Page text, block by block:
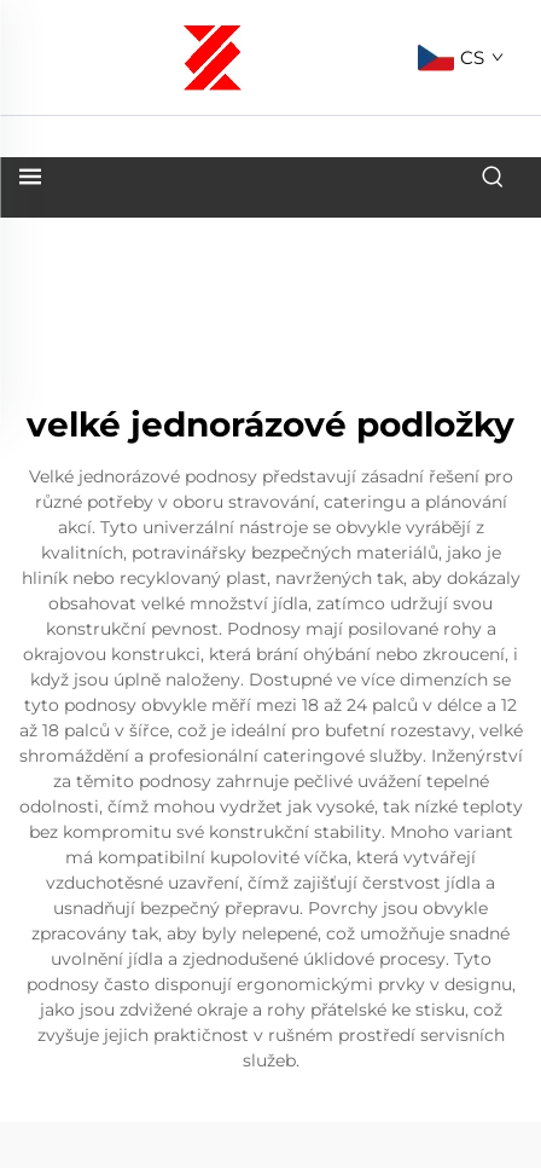
CS
velké jednorázové podložky
Velké jednorázové podnosy představují zásadní řešení pro
různé potřeby v oboru stravování, cateringu a plánování
akcí. Tyto univerzální nástroje se obvykle vyrábějí z
kvalitních, potravinářsky bezpečných materiálů, jako je
hliník nebo recyklovaný plast, navržených tak, aby dokázaly
obsahovat velké množství jídla, zatímco udržují svou
konstrukční pevnost. Podnosy mají posilované rohy a
okrajovou konstrukci, která brání ohýbání nebo zkroucení, i
když jsou úplně naloženy. Dostupné ve více dimenzích se
tyto podnosy obvykle měří mezi 18 až 24 palců v délce a 12
až 18 palců v šířce, což je ideální pro bufetní rozestavy, velké
shromáždění a profesionální cateringové služby. Inženýrství
za těmito podnosy zahrnuje pečlivé uvážení tepelné
odolnosti, čímž mohou vydržet jak vysoké, tak nízké teploty
bez kompromitu své konstrukční stability. Mnoho variant
má kompatibilní kupolovité víčka, která vytvářejí
vzduchotěsné uzavření, čímž zajišťují čerstvost jídla a
usnadňují bezpečný přepravu. Povrchy jsou obvykle
zpracovány tak, aby byly nelepené, což umožňuje snadné
uvolnění jídla a zjednodušené úklidové procesy. Tyto
podnosy často disponují ergonomickými prvky v designu,
jako jsou zdvižené okraje a rohy přátelské ke stisku, což
zvyšuje jejich praktičnost v rušném prostředí servisních
služeb.